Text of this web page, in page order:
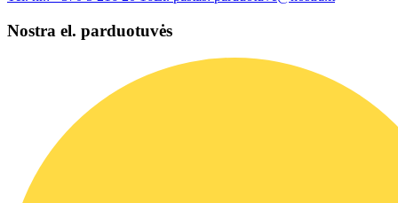
Nostra el. parduotuvės